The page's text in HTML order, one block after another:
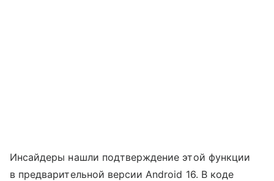
Инсайдеры нашли подтверждение этой функции
в предварительной версии Android 16. В коде